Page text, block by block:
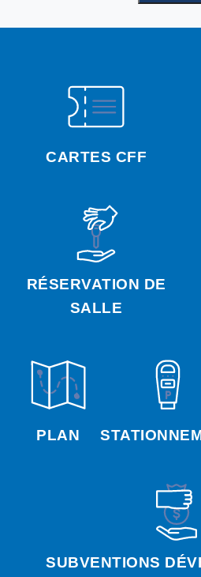
CARTES CFF
RÉSERVATION DE
SALLE
PLAN
SUBVENTIONS